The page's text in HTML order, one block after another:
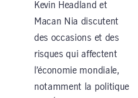
Kevin Headland et
Macan Nia discutent
des occasions et des
risques qui affectent
l’économie mondiale,
notamment la politique